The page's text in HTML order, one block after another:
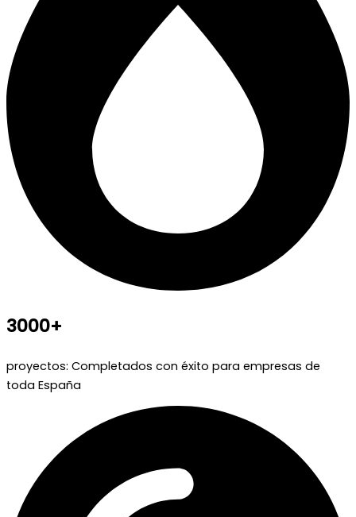
3000+
proyectos: Completados con éxito para empresas de
toda España